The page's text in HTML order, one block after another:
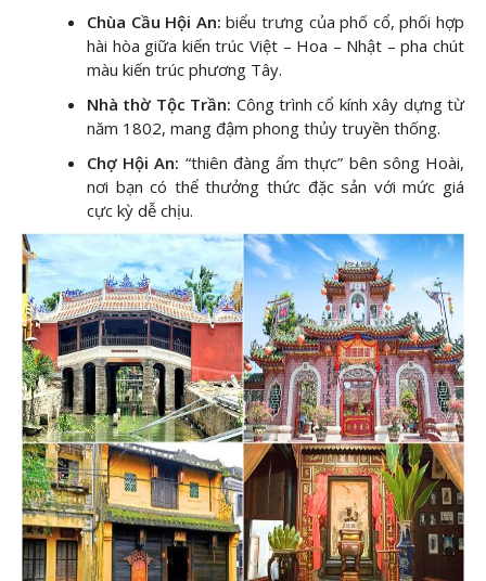
Chùa Cầu Hội An: biểu trưng của phố cổ, phối hợp
hài hòa giữa kiến trúc Việt – Hoa – Nhật – pha chút
màu kiến trúc phương Tây.
Nhà thờ Tộc Trần: Công trình cổ kính xây dựng từ
năm 1802, mang đậm phong thủy truyền thống.
Chợ Hội An: “thiên đàng ẩm thực” bên sông Hoài,
nơi bạn có thể thưởng thức đặc sản với mức giá
cực kỳ dễ chịu.